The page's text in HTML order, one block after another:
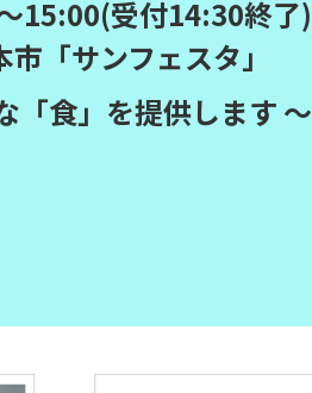
受付14:30終了)
「サンフェスタ」
食」を提供します ～